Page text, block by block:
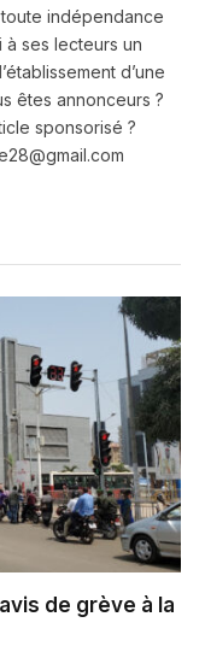
indépendance
à ses lecteurs un
d’une
êtes annonceurs ?
sponsorisé ?
de grève à la